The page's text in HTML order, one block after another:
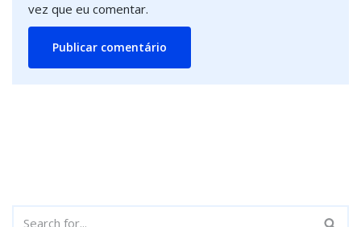
vez que eu comentar.